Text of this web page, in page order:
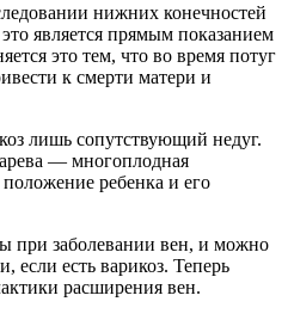
нижних конечностей
является прямым показанием
это тем, что во время потуг
к смерти матери и
лишь сопутствующий недуг.
— многоплодная
ребенка и его
при заболевании вен, и можно
если есть варикоз. Теперь
расширения вен.